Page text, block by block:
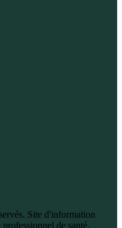
Site d'information
de santé.